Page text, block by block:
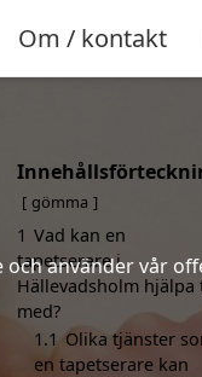
Om / kontakt
använder vår
gömma
1 Vad kan en
tapetserare i
Hällevadsholm hjälpa
med?
1.1 Olika tjänster
en tapetserare kan